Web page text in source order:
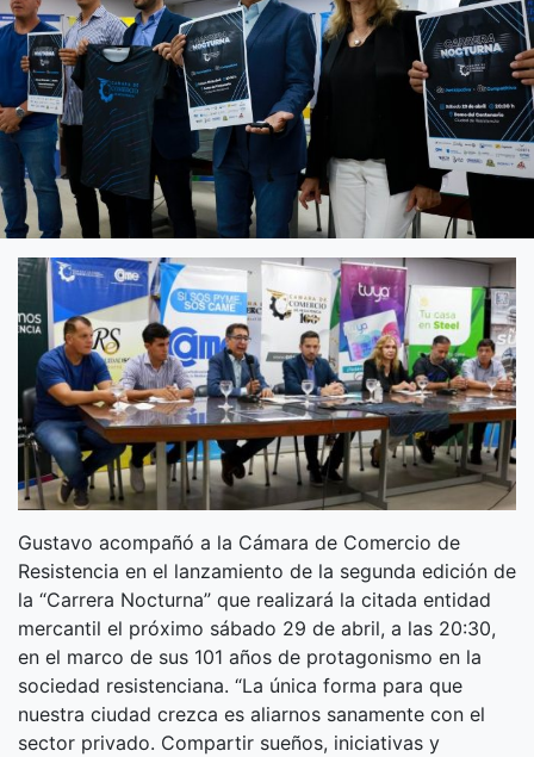
Gustavo acompañó a la Cámara de Comercio de
Resistencia en el lanzamiento de la segunda edición de
la “Carrera Nocturna” que realizará la citada entidad
mercantil el próximo sábado 29 de abril, a las 20:30,
en el marco de sus 101 años de protagonismo en la
sociedad resistenciana. “La única forma para que
nuestra ciudad crezca es aliarnos sanamente con el
sector privado. Compartir sueños, iniciativas y